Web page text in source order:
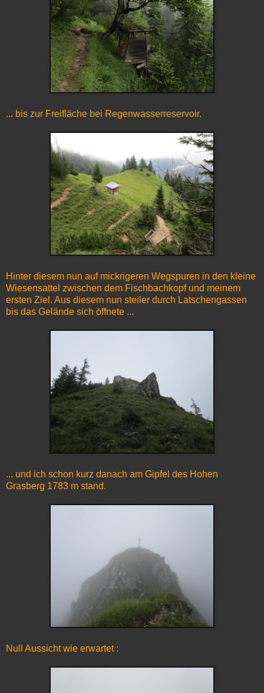
... bis zur Freifläche bei Regenwasserreservoir.
Hinter diesem nun auf mickrigeren Wegspuren in den kleine
Wiesensattel zwischen dem Fischbachkopf und meinem
ersten Ziel. Aus diesem nun steiler durch Latschengassen
bis das Gelände sich öffnete ...
... und ich schon kurz danach am Gipfel des Hohen
Grasberg 1783 m stand.
Null Aussicht wie erwartet :